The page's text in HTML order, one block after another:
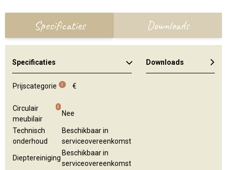
Specificaties Downloads
Specificaties
Prijscategorie i €
Circulair
meubilair
i
Nee
Technisch
onderhoud
Beschikbaar in
serviceovereenkomst
Dieptereiniging
Beschikbaar in
serviceovereenkomst
Downloads